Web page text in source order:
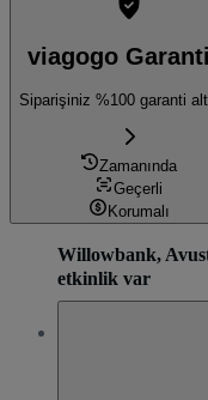
viagogo
Siparişiniz %100 garanti
Zamanında
Geçerli
Korumalı
Willowbank,
etkinlik var